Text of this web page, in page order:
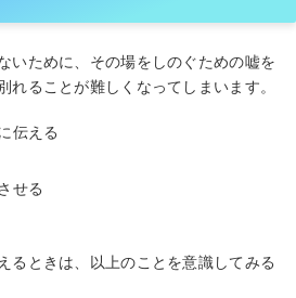
いために、その場をしのぐための嘘を
れることが難しくなってしまいます。
伝える
せる
るときは、以上のことを意識してみる